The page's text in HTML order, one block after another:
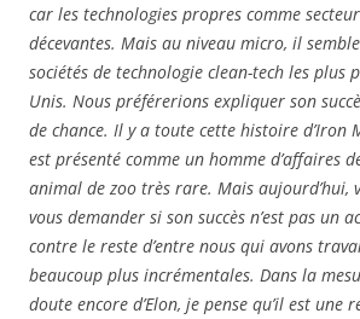
car les technologies propres comme
décevantes. Mais au niveau micro, il
sociétés de technologie clean-tech les plus
Unis. Nous préférerions expliquer son
de chance. Il y a toute cette histoire d’Iron
est présenté comme un homme d’affaires
animal de zoo très rare. Mais aujourd’hui,
vous demander si son succès n’est pas un
contre le reste d’entre nous qui avons
beaucoup plus incrémentales. Dans la
doute encore d’Elon, je pense qu’il est une